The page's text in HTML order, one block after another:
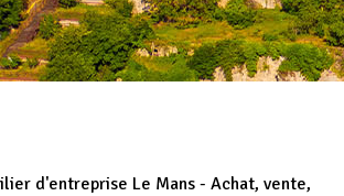
d'entreprise Le Mans - Achat, vente,